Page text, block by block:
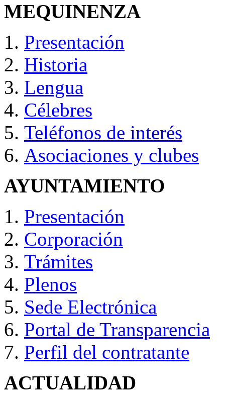
MEQUINENZA
Presentación
Historia
Lengua
Célebres
Teléfonos de interés
Asociaciones y clubes
AYUNTAMIENTO
Presentación
Corporación
Trámites
Plenos
Sede Electrónica
Portal de Transparencia
Perfil del contratante
ACTUALIDAD